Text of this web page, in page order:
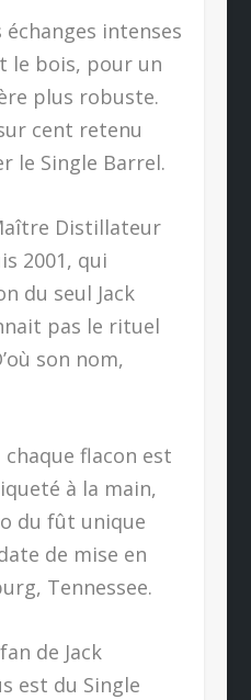
intenses
le bois, pour un
plus robuste.
cent retenu
le Single Barrel.
Distillateur
2001, qui
du seul Jack
pas le rituel
son nom,
chaque flacon est
à la main,
du fût unique
de mise en
Tennessee.
de Jack
est du Single